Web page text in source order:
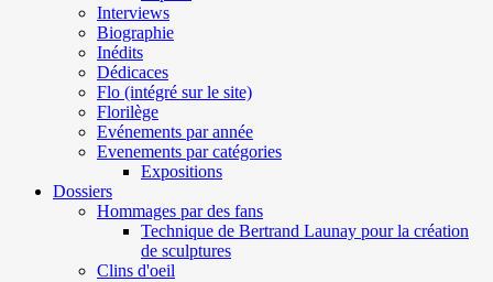
Interviews
Biographie
Inédits
Dédicaces
Flo (intégré sur le site)
Florilège
Evénements par année
Evenements par catégories
Expositions
Dossiers
Hommages par des fans
Technique de Bertrand Launay pour la création
de sculptures
Clins d'oeil